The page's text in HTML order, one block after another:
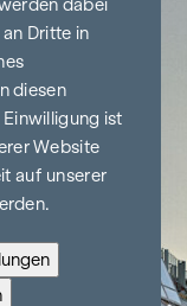
dabei
Dritte in
diesen
ist
Website
auf unserer